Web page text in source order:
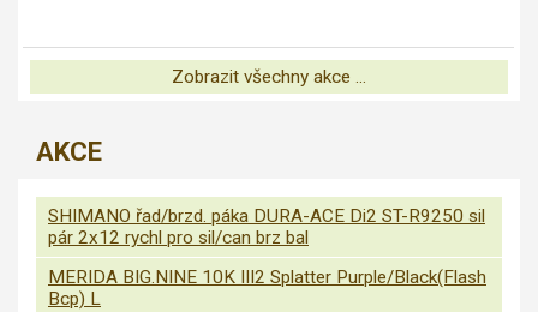
Zobrazit všechny akce ...
AKCE
SHIMANO řad/brzd. páka DURA-ACE Di2 ST-R9250 sil
pár 2x12 rychl pro sil/can brz bal
MERIDA BIG.NINE 10K III2 Splatter Purple/Black(Flash
Bcp) L